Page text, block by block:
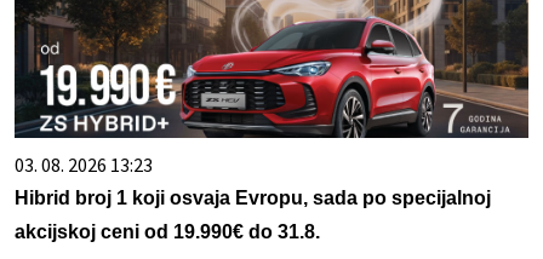
03. 08. 2026 13:23
Hibrid broj 1 koji osvaja Evropu, sada po specijalnoj
akcijskoj ceni od 19.990€ do 31.8.